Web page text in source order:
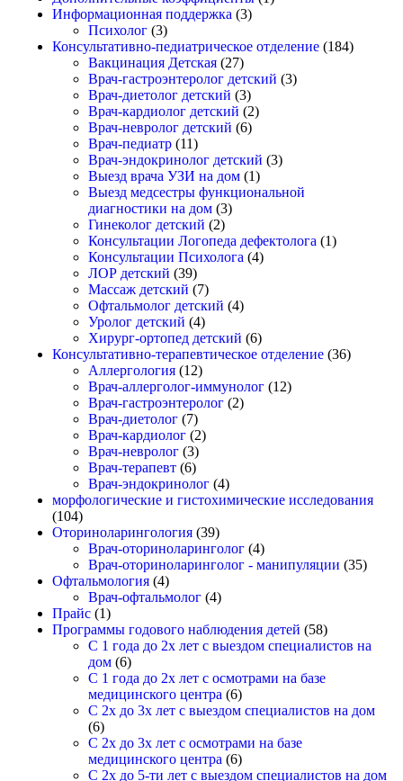
Информационная поддержка (3)
Психолог (3)
Консультативно-педиатрическое отделение (184)
Вакцинация Детская (27)
Врач-гастроэнтеролог детский (3)
Врач-диетолог детский (3)
Врач-кардиолог детский (2)
Врач-невролог детский (6)
Врач-педиатр (11)
Врач-эндокринолог детский (3)
Выезд врача УЗИ на дом (1)
Выезд медсестры функциональной
диагностики на дом (3)
Гинеколог детский (2)
Консультации Логопеда дефектолога (1)
Консультации Психолога (4)
ЛОР детский (39)
Массаж детский (7)
Офтальмолог детский (4)
Уролог детский (4)
Хирург-ортопед детский (6)
Консультативно-терапевтическое отделение (36)
Аллергология (12)
Врач-аллерголог-иммунолог (12)
Врач-гастроэнтеролог (2)
Врач-диетолог (7)
Врач-кардиолог (2)
Врач-невролог (3)
Врач-терапевт (6)
Врач-эндокринолог (4)
морфологические и гистохимические исследования
(104)
Оториноларингология (39)
Врач-оториноларинголог (4)
Врач-оториноларинголог - манипуляции (35)
Офтальмология (4)
Врач-офтальмолог (4)
Прайс (1)
Программы годового наблюдения детей (58)
С 1 года до 2х лет с выездом специалистов на
дом (6)
С 1 года до 2х лет с осмотрами на базе
медицинского центра (6)
С 2х до 3х лет с выездом специалистов на дом
(6)
С 2х до 3х лет с осмотрами на базе
медицинского центра (6)
С 2х до 5-ти лет с выездом специалистов на дом